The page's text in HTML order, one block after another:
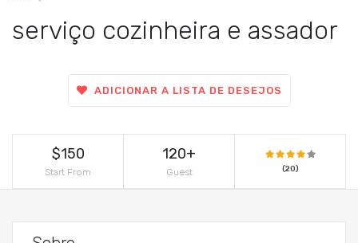
serviço cozinheira e assador
ADICIONAR A LISTA DE DESEJOS
$150
Start From
120+
Guest (20)